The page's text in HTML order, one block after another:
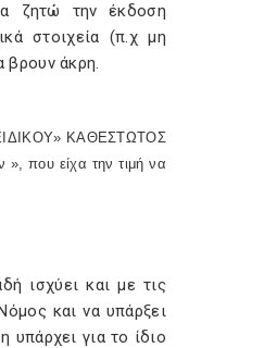
ζητώ την έκδοση
στοιχεία (π.χ μη
βρουν άκρη.
ΚΑΘΕΣΤΩΤΟΣ
που είχα την τιμή να
ισχύει και με τις
και να υπάρξει
για το ίδιο